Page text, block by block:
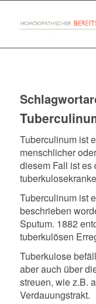
Tuberculinum ist
menschlicher
diesem Fall ist es
Tuberculinum ist
beschrieben
Sputum. 1882
tuberkulösen
Tuberkulose
aber auch über
streuen, wie z.B.
Verdauungstrakt.